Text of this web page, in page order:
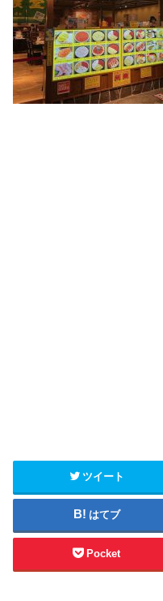
ツイート
はてブ
Pocket